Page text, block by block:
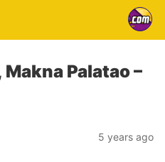
Palatao –
5 years ago